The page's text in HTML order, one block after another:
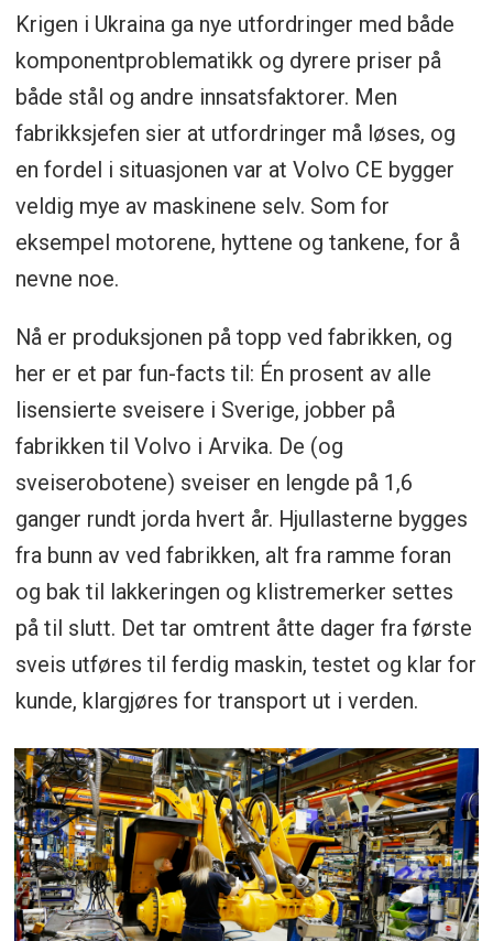
Krigen i Ukraina ga nye utfordringer med både
komponentproblematikk og dyrere priser på
både stål og andre innsatsfaktorer. Men
fabrikksjefen sier at utfordringer må løses, og
en fordel i situasjonen var at Volvo CE bygger
veldig mye av maskinene selv. Som for
eksempel motorene, hyttene og tankene, for å
nevne noe.
Nå er produksjonen på topp ved fabrikken, og
her er et par fun-facts til: Én prosent av alle
lisensierte sveisere i Sverige, jobber på
fabrikken til Volvo i Arvika. De (og
sveiserobotene) sveiser en lengde på 1,6
ganger rundt jorda hvert år. Hjullasterne bygges
fra bunn av ved fabrikken, alt fra ramme foran
og bak til lakkeringen og klistremerker settes
på til slutt. Det tar omtrent åtte dager fra første
sveis utføres til ferdig maskin, testet og klar for
kunde, klargjøres for transport ut i verden.